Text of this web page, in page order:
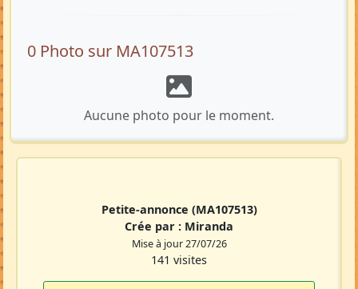
0 Photo sur MA107513
Aucune photo pour le moment.
Petite-annonce (MA107513)
Crée par : Miranda
Mise à jour 27/07/26
141 visites